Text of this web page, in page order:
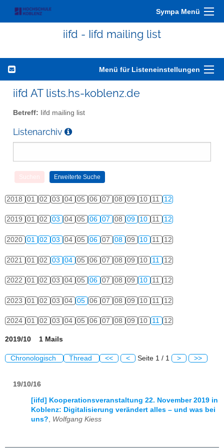
Sympa Menü
iifd - Iifd mailing list
Menü für Listeneinstellungen
iifd AT lists.hs-koblenz.de
Betreff: Iifd mailing list
Listenarchiv
2018 01 02 03 04 05 06 07 08 09 10 11 12
2019 01 02 03 04 05 06 07 08 09 10 11 12
2020 01 02 03 04 05 06 07 08 09 10 11 12
2021 01 02 03 04 05 06 07 08 09 10 11 12
2022 01 02 03 04 05 06 07 08 09 10 11 12
2023 01 02 03 04 05 06 07 08 09 10 11 12
2024 01 02 03 04 05 06 07 08 09 10 11 12
2019/10 1 Mails
Chronologisch Thread << < Seite 1 / 1 > >>
19/10/16
[iifd] Kooperationsveranstaltung 22. November 2019 in
Koblenz: Digitalisierung verändert alles – und was bei
uns?, Wolfgang Kiess